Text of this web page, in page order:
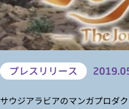
プレスリリース
サウジアラビアのマンガプロダ